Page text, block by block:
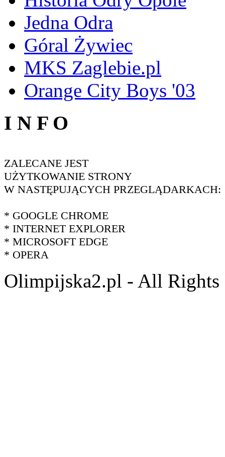
Jedna Odra
Góral Żywiec
MKS Zaglebie.pl
Orange City Boys '03
I N F O
ZALECANE JEST
UŻYTKOWANIE STRONY
W NASTĘPUJĄCYCH PRZEGLĄDARKACH:
* GOOGLE CHROME
* INTERNET EXPLORER
* MICROSOFT EDGE
* OPERA
Olimpijska2.pl - All Rights